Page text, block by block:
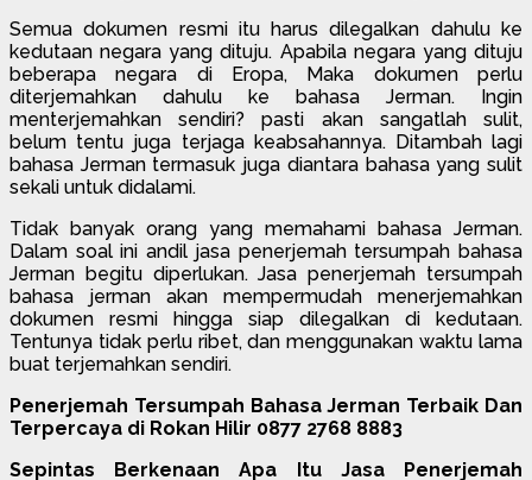
Semua dokumen resmi itu harus dilegalkan dahulu ke
kedutaan negara yang dituju. Apabila negara yang dituju
beberapa negara di Eropa, Maka dokumen perlu
diterjemahkan dahulu ke bahasa Jerman. Ingin
menterjemahkan sendiri? pasti akan sangatlah sulit,
belum tentu juga terjaga keabsahannya. Ditambah lagi
bahasa Jerman termasuk juga diantara bahasa yang sulit
sekali untuk didalami.
Tidak banyak orang yang memahami bahasa Jerman.
Dalam soal ini andil jasa penerjemah tersumpah bahasa
Jerman begitu diperlukan. Jasa penerjemah tersumpah
bahasa jerman akan mempermudah menerjemahkan
dokumen resmi hingga siap dilegalkan di kedutaan.
Tentunya tidak perlu ribet, dan menggunakan waktu lama
buat terjemahkan sendiri.
Penerjemah Tersumpah Bahasa Jerman Terbaik Dan
Terpercaya di Rokan Hilir 0877 2768 8883
Sepintas Berkenaan Apa Itu Jasa Penerjemah